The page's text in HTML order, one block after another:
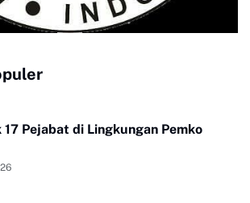
Pejabat di Lingkungan Pemko